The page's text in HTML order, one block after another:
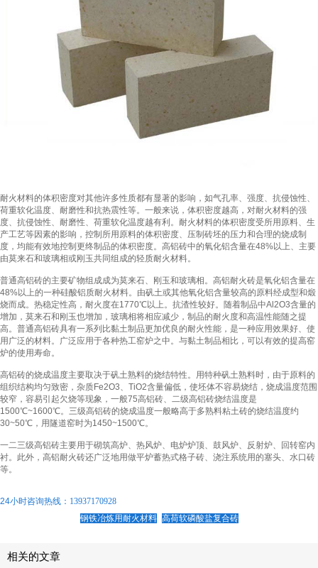
耐火材料的体积密度对其他许多性质都有显著的影响，如气孔率、强度、抗侵蚀性、
荷重软化温度、耐磨性和抗热震性等。一般来说，体积密度越高，对耐火材料的强
度、抗侵蚀性、耐磨性、荷重软化温度越有利。耐火材料的体积密度受所用原料、生
产工艺等因素的影响，控制所用原料的体积密度、压制砖坯的压力和合理的烧成制
度，均能有效地控制更终制品的体积密度。高铝砖中的氧化铝含量在48%以上、主要
由莫来石和玻璃相或刚玉共同组成的轻质耐火材料。
普通高铝砖的主要矿物组成成为莫来石、刚玉和玻璃相。高铝耐火砖是氧化铝含量在
48%以上的一种硅酸铝质耐火材料。由矾土或其他氧化铝含量较高的原料经成型和煅
烧而成。热稳定性高，耐火度在1770℃以上。抗渣性较好。随着制品中Al2O3含量的
增加，莫来石和刚玉也增加，玻璃相将相应减少，制品的耐火度和高温性能随之提
高。普通高铝砖具有一系列比黏土制品更加优良的耐火性能，是一种应用效果好、使
用广泛的材料。广泛应用于各种热工窑炉之中。与黏土制品相比，可以有效的提高窑
炉的使用寿命。
高铝砖的烧成温度主要取决于矾土熟料的烧结特性。用特种矾土熟料时，由于原料的
组织结构均匀致密，杂质Fe2O3、TiO2含量偏低，使坯体不容易烧结，烧成温度范围
较窄，容易引起欠烧等现象，一般75高铝砖、二级高铝砖烧结温度是
1500℃~1600℃。三级高铝砖的烧成温度一般略高于多熟料粘土砖的烧结温度约
30~50℃，用隧道窑时为1450~1500℃。
一二三级高铝砖主要用于砌筑高炉、热风炉、电炉炉顶、鼓风炉、反射炉、回转窑内
衬。此外，高铝耐火砖还广泛地用做平炉蓄热式格子砖、浇注系统用的塞头、水口砖
等。
24小时咨询热线： 13937170928
钢铁冶炼用耐火材料 高荷软磷酸盐复合砖
相关的文章